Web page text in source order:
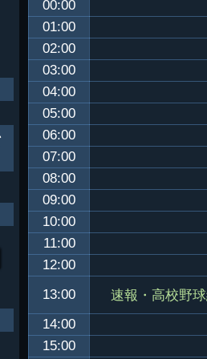
年間行事
00:00
01:00
02:00
03:00
04:00
05:00
06:00
07:00
08:00
09:00
10:00
11:00
12:00
13:00
速報・高校野
14:00
15:00